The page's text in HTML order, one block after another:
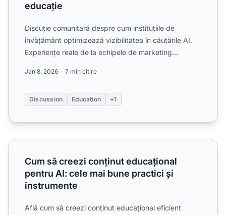
educație
Discuție comunitară despre cum instituțiile de
învățământ optimizează vizibilitatea în căutările AI.
Experiențe reale de la echipele de marketing
Jan 8, 2026 7 min citire
Discussion Education +1
Cum să creezi conținut educațional pentru AI: cele mai
Cum să creezi conținut educațional
pentru AI: cele mai bune practici și
instrumente
Află cum să creezi conținut educațional eficient